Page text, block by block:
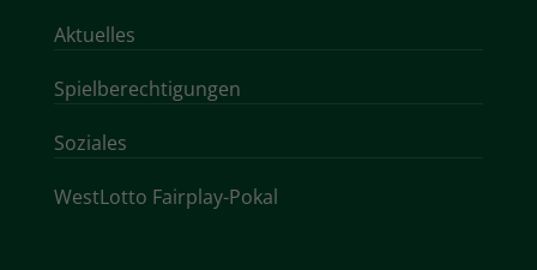
Aktuelles
Spielberechtigungen
Soziales
WestLotto Fairplay-Pokal